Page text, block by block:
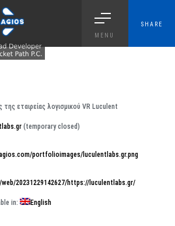
MENU
SHARE
εταιρείας λογισμικού VR Luculent
(temporary closed)
portfolioimages/luculentlabs.gr.png
20231229142627/https://luculentlabs.gr/
in: English